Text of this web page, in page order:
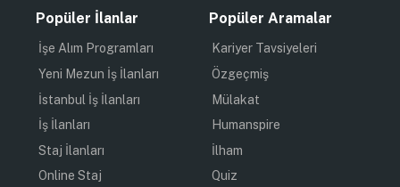
Popüler İlanlar
İşe Alım Programları
Yeni Mezun İş İlanları
İstanbul İş İlanları
İş İlanları
Staj İlanları
Online Staj
Popüler Aramalar
Kariyer Tavsiyeleri
Özgeçmiş
Mülakat
Humanspire
İlham
Quiz